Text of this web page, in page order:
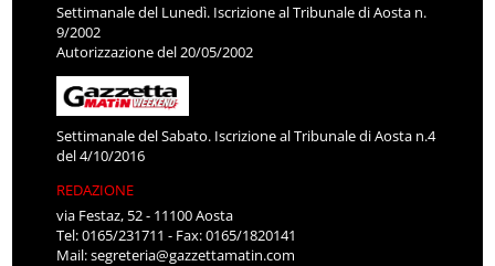
Settimanale del Lunedì. Iscrizione al Tribunale di Aosta n.
9/2002
Autorizzazione del 20/05/2002
Settimanale del Sabato. Iscrizione al Tribunale di Aosta n.4
del 4/10/2016
REDAZIONE
via Festaz, 52 - 11100 Aosta
Tel: 0165/231711 - Fax: 0165/1820141
Mail:segreteria@gazzettamatin.com